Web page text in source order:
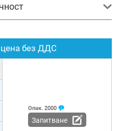
без ДДС
Опак. 2000
Запитване